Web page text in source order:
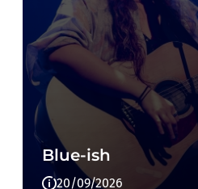
Blue-ish
20/09/2026